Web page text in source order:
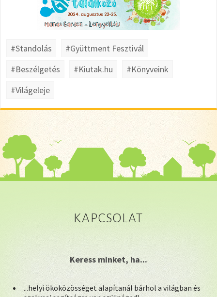
#Standolás
#Gyüttment Fesztivál
#Beszélgetés
#Kiutak.hu
#Könyveink
#Világeleje
KAPCSOLAT
Keress minket, ha...
...helyi ökoközösséget alapítanál bárhol a világban és